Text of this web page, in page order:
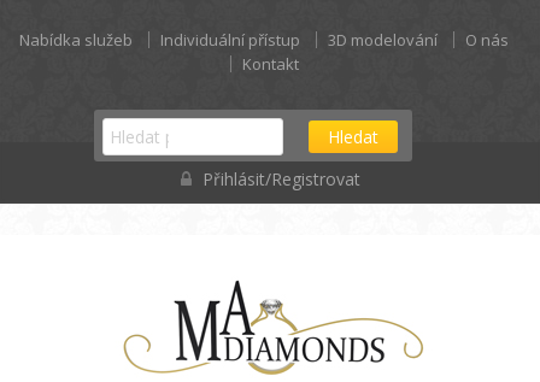
Nabídka služeb Individuální přístup 3D modelování
O nás
Kontakt
Hledat
Přihlásit/Registrovat